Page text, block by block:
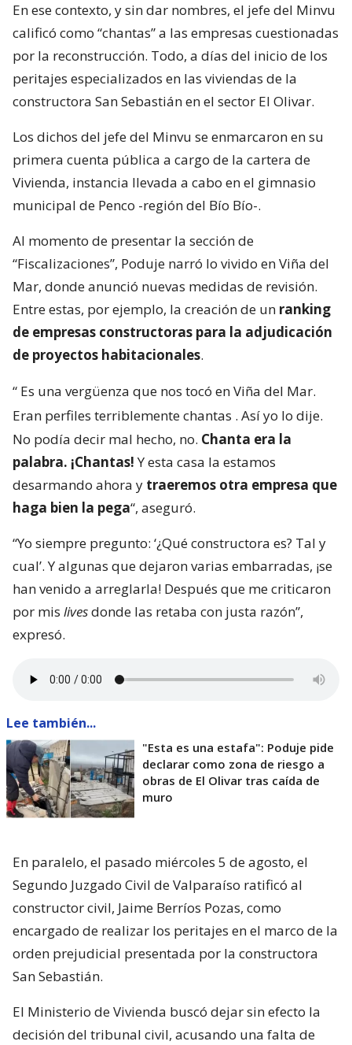
En ese contexto, y sin dar nombres, el jefe del Minvu
calificó como “chantas” a las empresas cuestionadas
por la reconstrucción. Todo, a días del inicio de los
peritajes especializados en las viviendas de la
constructora San Sebastián en el sector El Olivar.
Los dichos del jefe del Minvu se enmarcaron en su
primera cuenta pública a cargo de la cartera de
Vivienda, instancia llevada a cabo en el gimnasio
municipal de Penco -región del Bío Bío-.
Al momento de presentar la sección de
“Fiscalizaciones”, Poduje narró lo vivido en Viña del
Mar, donde anunció nuevas medidas de revisión.
Entre estas, por ejemplo, la creación de un ranking
de empresas constructoras para la adjudicación
de proyectos habitacionales.
“ Es una vergüenza que nos tocó en Viña del Mar.
Eran perfiles terriblemente chantas . Así yo lo dije.
No podía decir mal hecho, no. Chanta era la
palabra. ¡Chantas!Y esta casa la estamos
desarmando ahora y traeremos otra empresa que
haga bien la pega“, aseguró.
“Yo siempre pregunto: ‘¿Qué constructora es? Tal y
cual’. Y algunas que dejaron varias embarradas, ¡se
han venido a arreglarla! Después que me criticaron
por mis livesdonde las retaba con justa razón”,
expresó.
Lee también...
"Esta es una estafa": Poduje pide
declarar como zona de riesgo a
obras de El Olivar tras caída de
muro
En paralelo, el pasado miércoles 5 de agosto, el
Segundo Juzgado Civil de Valparaíso ratificó al
constructor civil, Jaime Berríos Pozas, como
encargado de realizar los peritajes en el marco de la
orden prejudicial presentada por la constructora
San Sebastián.
El Ministerio de Vivienda buscó dejar sin efecto la
decisión del tribunal civil, acusando una falta de